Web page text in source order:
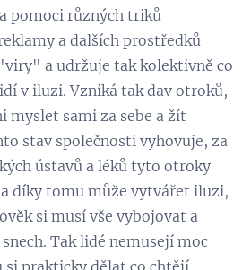
pomoci různých triků
a dalších prostředků
a udržuje tak kolektivně co
v iluzi. Vzniká tak dav otroků,
myslet sami za sebe a žít
stav společnosti vyhovuje, za
ústavů a léků tyto otroky
díky tomu může vytvářet iluzi,
si musí vše vybojovat a
Tak lidé nemusejí moc
prakticky dělat co chtějí.